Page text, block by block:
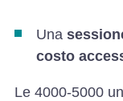
Una
costo
Le 4000-5000